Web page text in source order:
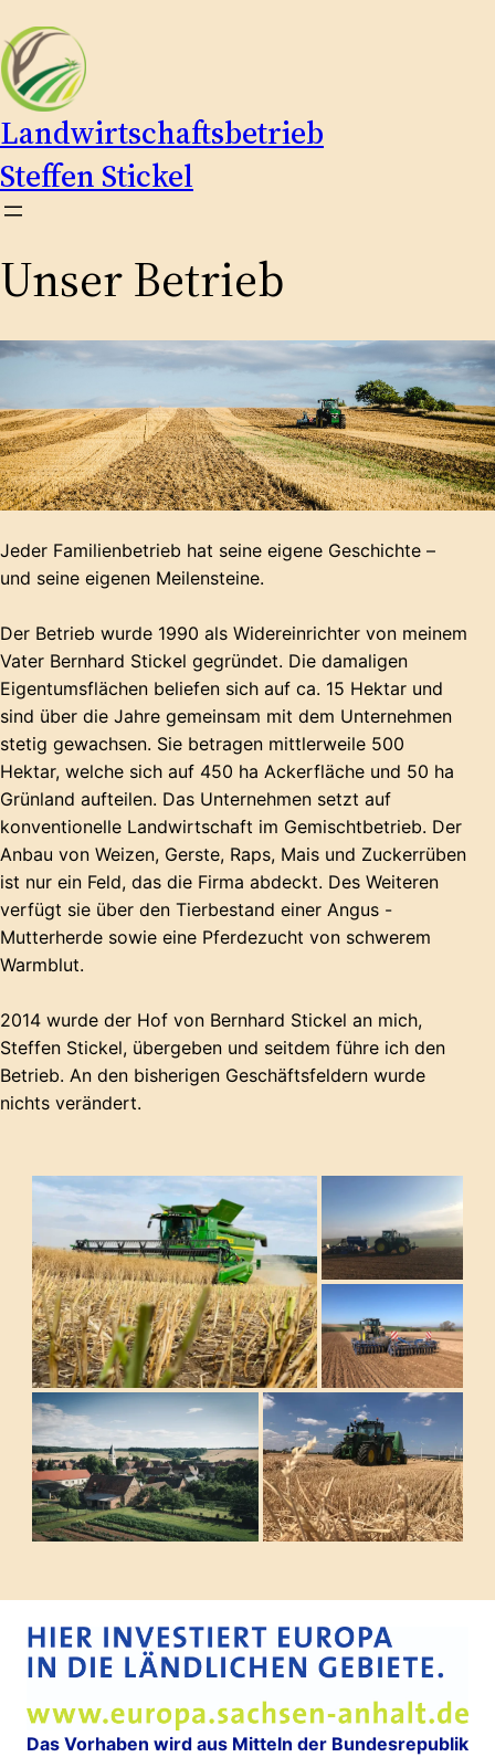
Landwirtschaftsbetrieb
Steffen Stickel
Unser Betrieb
Jeder Familienbetrieb hat seine eigene Geschichte –
und seine eigenen Meilensteine.
Der Betrieb wurde 1990 als Widereinrichter von meinem
Vater Bernhard Stickel gegründet. Die damaligen
Eigentumsflächen beliefen sich auf ca. 15 Hektar und
sind über die Jahre gemeinsam mit dem Unternehmen
stetig gewachsen. Sie betragen mittlerweile 500
Hektar, welche sich auf 450 ha Ackerfläche und 50 ha
Grünland aufteilen. Das Unternehmen setzt auf
konventionelle Landwirtschaft im Gemischtbetrieb. Der
Anbau von Weizen, Gerste, Raps, Mais und Zuckerrüben
ist nur ein Feld, das die Firma abdeckt. Des Weiteren
verfügt sie über den Tierbestand einer Angus -
Mutterherde sowie eine Pferdezucht von schwerem
Warmblut.
2014 wurde der Hof von Bernhard Stickel an mich,
Steffen Stickel, übergeben und seitdem führe ich den
Betrieb. An den bisherigen Geschäftsfeldern wurde
nichts verändert.
Das Vorhaben wird aus Mitteln der Bundesrepublik